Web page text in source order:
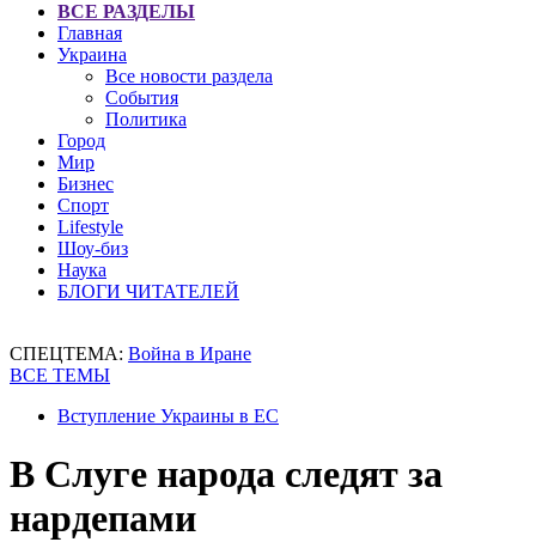
ВСЕ РАЗДЕЛЫ
Главная
Украина
Все новости раздела
События
Политика
Город
Мир
Бизнес
Спорт
Lifestyle
Шоу-биз
Наука
БЛОГИ ЧИТАТЕЛЕЙ
СПЕЦТЕМА: Война в Иране
ВСЕ ТЕМЫ
Вступление Украины в ЕС
В Слуге народа следят за
нардепами